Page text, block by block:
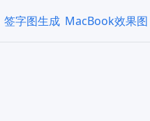
签字图生成 MacBook效果图